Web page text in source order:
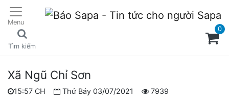
Menu
Tìm kiếm
0
Xã Ngũ Chỉ Sơn
15:57 CH Thứ Bảy 03/07/2021 7939